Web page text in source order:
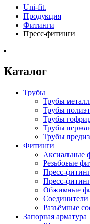
Uni-fitt
Продукция
Фитинги
Пресс-фитинги
Каталог
Трубы
Трубы
Трубы
Трубы
Трубы
Трубы
Фитинги
Аксиальные
Резьбовые
Пресс-
Пресс-
Обжимные
Соединители
Разъёмные
Запорная арматура